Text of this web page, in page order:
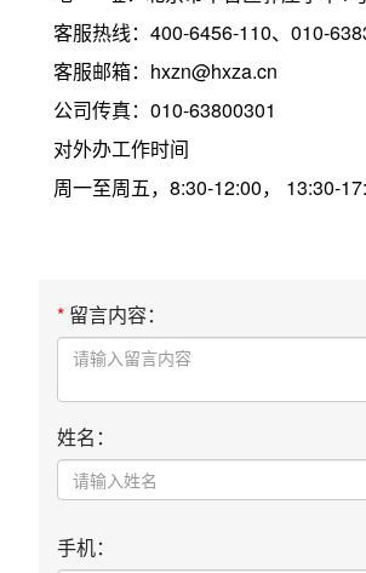
客服热线： 400-6456-110、 010-
客服邮箱： hxzn@hxza.cn
公司传真：010-63800301
对外办工作时间
周一至周五，8:30-12:00， 13:30-
* 留言内容：
姓名：
手机：